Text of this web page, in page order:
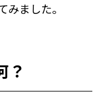
みました。
？